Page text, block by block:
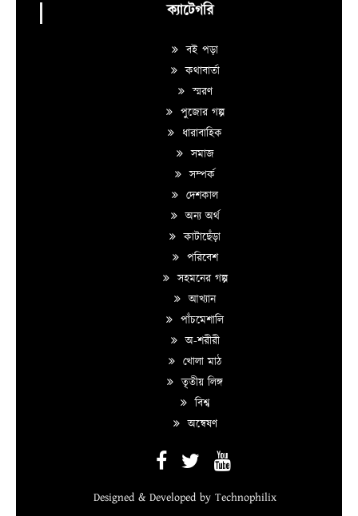
ক্যাটেগরি
বই পড়া
কথাবার্তা
স্মরণ
পুজোর গল্প
ধারাবাহিক
সমাজ
সম্পর্ক
দেশকাল
অন্য অর্থ
কাটাছেঁড়া
পরিবেশ
সহমনের গল্প
আখ্যান
পাঁচমেশালি
অ-শরীরী
খোলা মাঠ
তৃতীয় লিঙ্গ
বিশ্ব
অন্বেষণ
Designed & Developed by Technophilix